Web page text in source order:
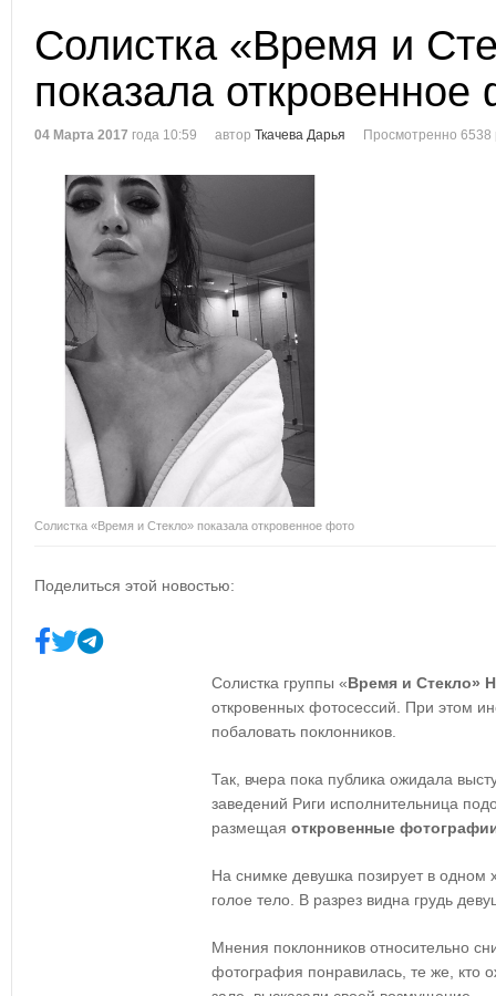
Солистка «Время и
показала откровенное
04 Марта 2017 года 10:59 автор Ткачева Дарья Просмотренно 6538
Солистка «Время и Стекло» показала откровенное фото
Поделиться этой новостью:
Солистка группы «Время и Стекло»
откровенных фотосессий. При этом
побаловать поклонников.
Так, вчера пока публика ожидала
заведений Риги исполнительница
размещая откровенные
На снимке девушка позирует в одном
голое тело. В разрез видна грудь
Мнения поклонников относительно
фотография понравилась, те же, кто